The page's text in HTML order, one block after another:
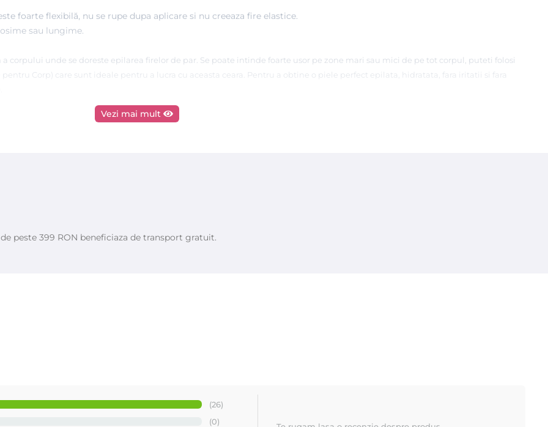
foarte flexibilă, nu se rupe dupa aplicare si nu creeaza fire elastice.
sau lungime.
corpului unde se doreste epilarea firelor de par. Se poate intinde foarte usor pe zone mari sau mici de pe tot corpul, puteti folosi
Corp) care sunt ideale pentru a lucra cu aceasta ceara.
Pentru a obtine o piele perfect epilata, hidratata, fara iritatii si fara
de inmuiere a foliculilor este mai lung si astfel senzatia de durere este redusa;
Vezi mai mult
peste 399 RON beneficiaza de transport gratuit.
(26)
(0)